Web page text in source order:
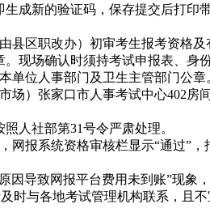
生成新的验证码，保存提交后打
县区职改办）初审考生报考资格
现场确认时须持考试申报表、身
本单位人事部门及卫生主管部门公
）张家口市人事考试中心402房
人社部第31号令严肃处理。
网报系统资格审核栏显示“通过”，
因导致网报平台费用未到账”现象
时与各地考试管理机构联系，且不